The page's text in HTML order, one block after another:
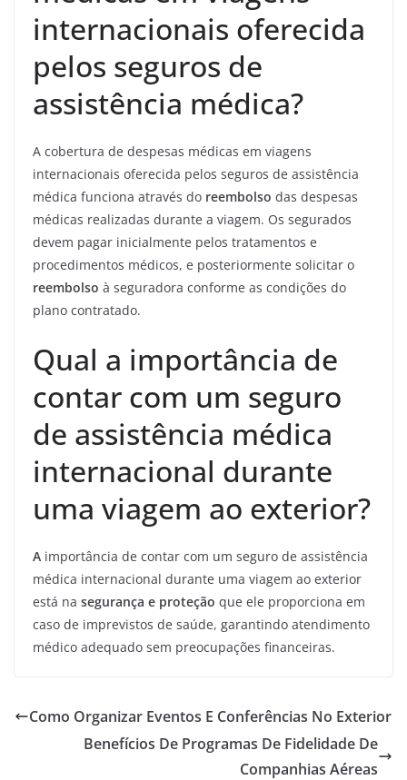
internacionais oferecida
pelos seguros de
assistência médica?
A cobertura de despesas médicas em viagens
internacionais oferecida pelos seguros de assistência
médica funciona através do reembolso das despesas
médicas realizadas durante a viagem. Os segurados
devem pagar inicialmente pelos tratamentos e
procedimentos médicos, e posteriormente solicitar o
reembolso à seguradora conforme as condições do
plano contratado.
Qual a importância de
contar com um seguro
de assistência médica
internacional durante
uma viagem ao exterior?
A importância de contar com um seguro de assistência
médica internacional durante uma viagem ao exterior
está na segurança e proteção que ele proporciona em
caso de imprevistos de saúde, garantindo atendimento
médico adequado sem preocupações financeiras.
Como Organizar Eventos E Conferências No Exterior
Benefícios De Programas De Fidelidade De
Companhias Aéreas